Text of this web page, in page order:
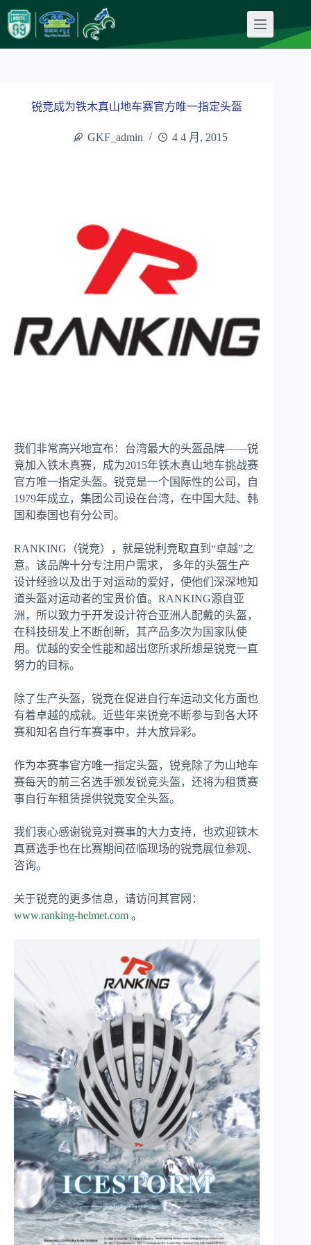
跳
至
锐竞成为铁木真山地车赛官方唯一指定头盔
GKF_admin 4 4 月, 2015
我们非常高兴地宣布：台湾最大的头盔品牌——锐
竞加入铁木真赛，成为2015年铁木真山地车挑战赛
官方唯一指定头盔。锐竞是一个国际性的公司，自
1979年成立，集团公司设在台湾，在中国大陆、韩
国和泰国也有分公司。
RANKING（锐竞），就是锐利竞取直到“卓越”之
意。该品牌十分专注用户需求， 多年的头盔生产
设计经验以及出于对运动的爱好，使他们深深地知
道头盔对运动者的宝贵价值。RANKING源自亚
洲，所以致力于开发设计符合亚洲人配戴的头盔，
在科技研发上不断创新，其产品多次为国家队使
用。优越的安全性能和超出您所求所想是锐竞一直
努力的目标。
除了生产头盔，锐竞在促进自行车运动文化方面也
有着卓越的成就。近些年来锐竞不断参与到各大环
赛和知名自行车赛事中，并大放异彩。
作为本赛事官方唯一指定头盔，锐竞除了为山地车
赛每天的前三名选手颁发锐竞头盔，还将为租赁赛
事自行车租赁提供锐竞安全头盔。
我们衷心感谢锐竞对赛事的大力支持，也欢迎铁木
真赛选手也在比赛期间莅临现场的锐竞展位参观、
咨询。
关于锐竞的更多信息，请访问其官网：
www.ranking-helmet.com 。